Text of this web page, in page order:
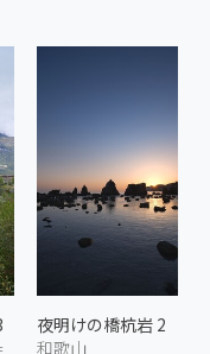
夜明けの橋杭岩 2
和歌山